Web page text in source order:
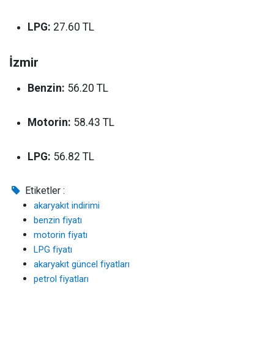
LPG: 27.60 TL
İzmir
Benzin: 56.20 TL
Motorin: 58.43 TL
LPG: 56.82 TL
Etiketler :
akaryakıt indirimi
benzin fiyatı
motorin fiyatı
LPG fiyatı
akaryakıt güncel fiyatları
petrol fiyatları